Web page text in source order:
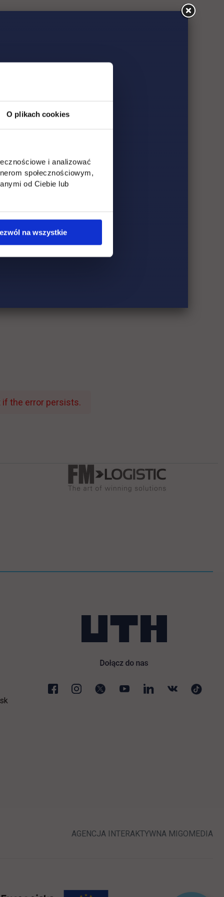
O plikach cookies
i analizować
społecznościowym,
od Ciebie lub
na wszystkie
if the error persists.
karcie
AGENCJA INTERAKTYWNA LINK OTWIERA
MIGOMEDIA